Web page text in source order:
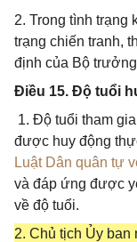
2. Trong tình trạng
trạng chiến tranh,
định của Bộ
Điều 15. Độ tuổi
1. Độ tuổi tham
được huy động
Luật Dân quân tự
và đáp ứng được
về độ tuổi.
2. Chủ tịch Ủy ban